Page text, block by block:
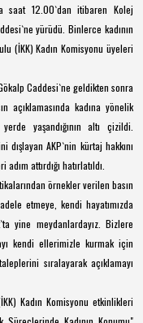
saat 12.00`dan itibaren Kolej
yürüdü. Binlerce kadının
(İKK) Kadın Komisyonu üyeleri
Caddesi`ne geldikten sonra
açıklamasında kadına yönelik
yaşandığının altı çizildi.
dışlayan AKP`nin kürtaj hakkını
attırdığı hatırlatıldı.
örnekler verilen basın
etmeye, kendi hayatımızda
yine meydanlardayız. Bizlere
kendi ellerimizle kurmak için
sıralayarak açıklamayı
Kadın Komisyonu etkinlikleri